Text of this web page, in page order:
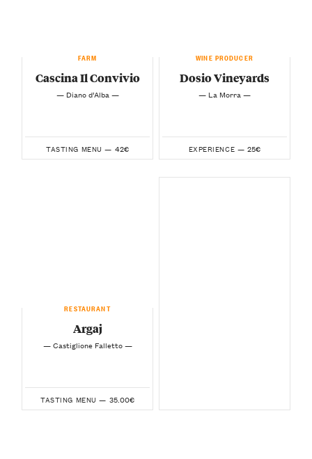
FARM
Cascina Il Convivio
— Diano d’Alba —
TASTING MENU — 42€
WINE PRODUCER
Dosio Vineyards
— La Morra —
EXPERIENCE — 25€
RESTAURANT
Argaj
— Castiglione Falletto —
TASTING MENU — 35.00€